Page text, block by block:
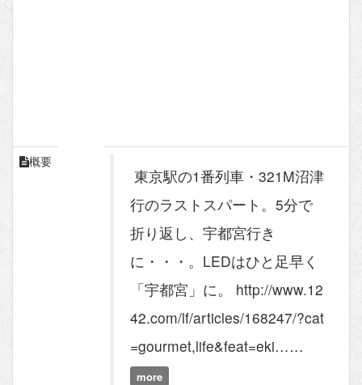
概要
東京駅の1番列車・321M沼津
行のラストスパート。5分で
折り返し、宇都宮行き
に・・・。LEDはひと足早く
「宇都宮」に。 http://www.12
42.com/lf/articles/168247/?cat
=gourmet,life&feat=eki……
more